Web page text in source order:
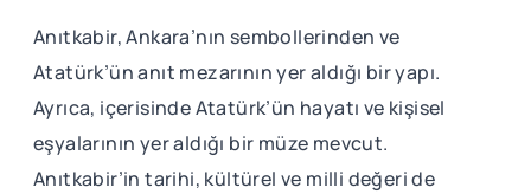
Anıtkabir, Ankara’nın sembollerinden ve
Atatürk’ün anıt mezarının yer aldığı bir yapı.
Ayrıca, içerisinde Atatürk’ün hayatı ve kişisel
eşyalarının yer aldığı bir müze mevcut.
Anıtkabir’in tarihi, kültürel ve milli değeri de